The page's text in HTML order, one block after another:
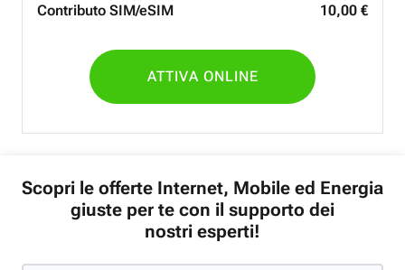
Contributo SIM/eSIM 10,00 €
ATTIVA ONLINE
Scopri le offerte Internet, Mobile ed Energia
giuste per te con il supporto dei
nostri esperti!